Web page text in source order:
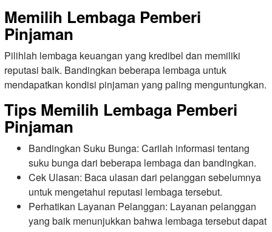
Memilih Lembaga Pemberi
Pinjaman
Pilihlah lembaga keuangan yang kredibel dan memiliki
reputasi baik. Bandingkan beberapa lembaga untuk
mendapatkan kondisi pinjaman yang paling menguntungkan.
Tips Memilih Lembaga Pemberi
Pinjaman
Bandingkan Suku Bunga: Carilah informasi tentang
suku bunga dari beberapa lembaga dan bandingkan.
Cek Ulasan: Baca ulasan dari pelanggan sebelumnya
untuk mengetahui reputasi lembaga tersebut.
Perhatikan Layanan Pelanggan: Layanan pelanggan
yang baik menunjukkan bahwa lembaga tersebut dapat